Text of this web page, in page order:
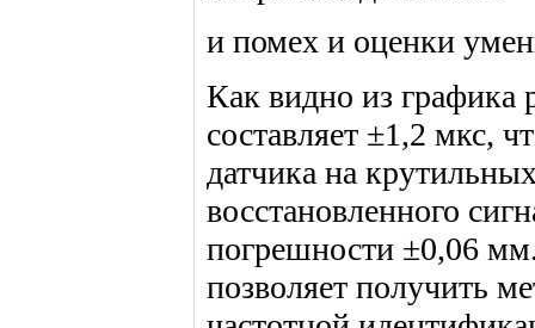
и помех и оценки
Как видно из графика
составляет ±1,2 мкс,
датчика на
восстановленного
погрешности ±0,06
позволяет получить